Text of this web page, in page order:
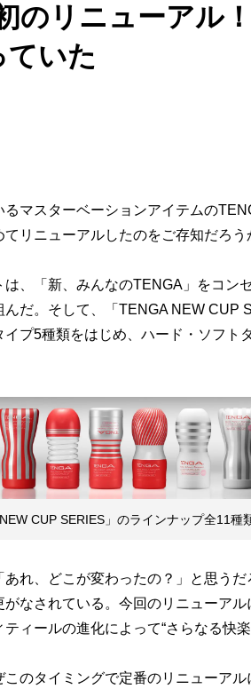
のリニューアル
ていた
マスターベーションアイテムの
リニューアルしたのをご存知だろう
、「新、みんなのTENGA」をコン
んだ。そして、「TENGA NEW CUP
イプ5種類をはじめ、ハード・ソフト
NEW CUP SERIES」のラインナップ全11種
れ、どこが変わったの？」と思う
がなされている。今回のリニューア
ィールの進化によって“さらなる快
のタイミングで定番のリニューア